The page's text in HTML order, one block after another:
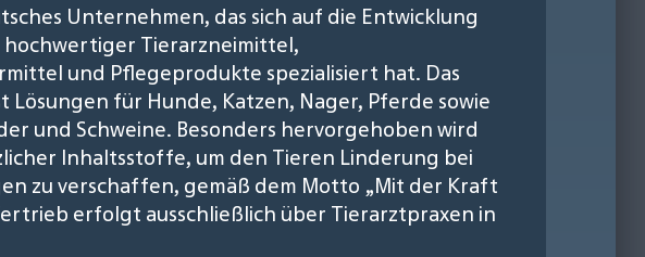
Unternehmen, das sich auf die Entwicklung
Tierarzneimittel,
und Pflegeprodukte spezialisiert hat. Das
Lösungen für Hunde, Katzen, Nager, Pferde sowie
und Schweine. Besonders hervorgehoben wird
Inhaltsstoffe, um den Tieren Linderung bei
zu verschaffen, gemäß dem Motto „Mit der Kraft
erfolgt ausschließlich über Tierarztpraxen in